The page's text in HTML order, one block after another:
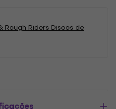
Rough Riders Discos de